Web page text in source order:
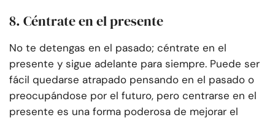
8. Céntrate en el presente
No te detengas en el pasado; céntrate en el
presente y sigue adelante para siempre. Puede ser
fácil quedarse atrapado pensando en el pasado o
preocupándose por el futuro, pero centrarse en el
presente es una forma poderosa de mejorar el